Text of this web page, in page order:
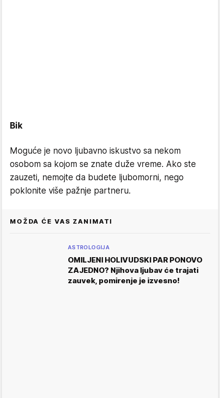
Bik
Moguće je novo ljubavno iskustvo sa nekom
osobom sa kojom se znate duže vreme. Ako ste
zauzeti, nemojte da budete ljubomorni, nego
poklonite više pažnje partneru.
MOŽDA ĆE VAS ZANIMATI
ASTROLOGIJA
OMILJENI HOLIVUDSKI PAR PONOVO
ZAJEDNO? Njihova ljubav će trajati
zauvek, pomirenje je izvesno!